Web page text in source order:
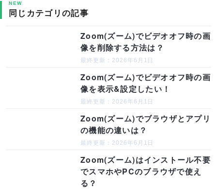
NEW
同じカテゴリの記事
Zoom(ズーム)でビデオオフ時の画
像を削除する方法は？
最終更新：2026年6月1日
Zoom(ズーム)でビデオオフ時の画
像を表示&設定したい！
最終更新：2026年6月1日
Zoom(ズーム)でブラウザとアプリ
の機能の違いは？
最終更新：2026年6月1日
Zoom(ズーム)はインストール不要
でスマホやPCのブラウザで使え
る？